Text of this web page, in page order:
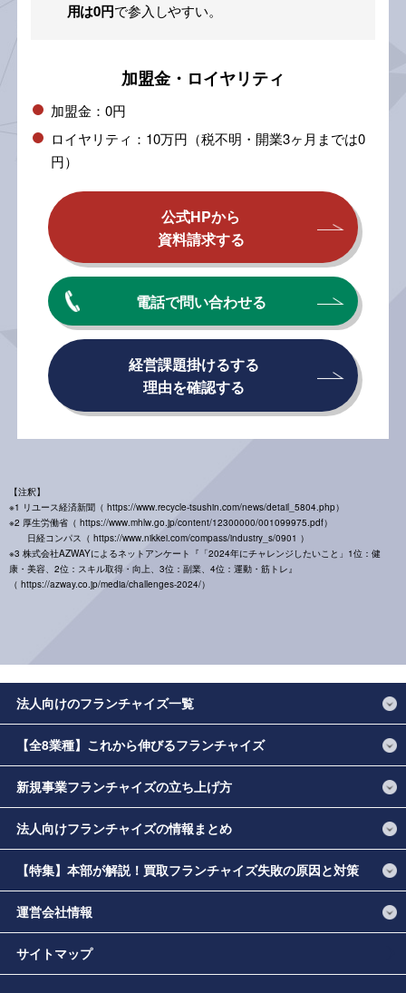
用は0円で参入しやすい。
加盟金・ロイヤリティ
加盟金：0円
ロイヤリティ：10万円（税不明・開業3ヶ月までは0
円）
公式HPから
資料請求する
電話で問い合わせる
経営課題掛けるする
理由を確認する
【注釈】
※1 リユース経済新聞（ https://www.recycle-tsushin.com/news/detail_5804.php）
※2 厚生労働省（ https://www.mhlw.go.jp/content/12300000/001099975.pdf）
日経コンパス（ https://www.nikkei.com/compass/industry_s/0901 ）
※3 株式会社AZWAYによるネットアンケート『「2024年にチャレンジしたいこと」1位：健
康・美容、2位：スキル取得・向上、3位：副業、4位：運動・筋トレ』
（ https://azway.co.jp/media/challenges-2024/）
法人向けのフランチャイズ一覧
【全8業種】これから伸びるフランチャイズ
新規事業フランチャイズの立ち上げ方
法人向けフランチャイズの情報まとめ
【特集】本部が解説！買取フランチャイズ失敗の原因と対策
運営会社情報
サイトマップ